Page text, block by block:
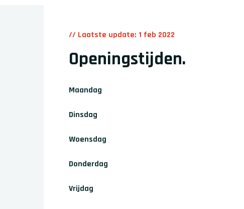
// Laatste update: 1 feb 2022
Openingstijden.
Maandag
Dinsdag
Woensdag
Donderdag
Vrijdag